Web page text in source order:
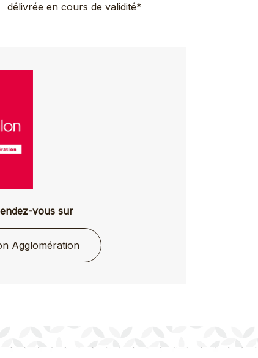
délivrée en cours de validité*
vous sur
Agglomération